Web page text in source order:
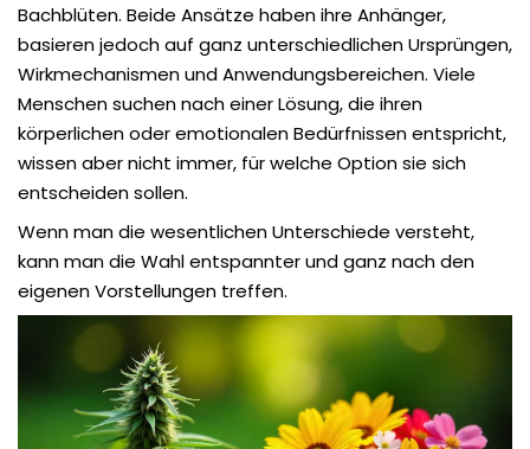
Bachblüten. Beide Ansätze haben ihre Anhänger,
basieren jedoch auf ganz unterschiedlichen Ursprüngen,
Wirkmechanismen und Anwendungsbereichen. Viele
Menschen suchen nach einer Lösung, die ihren
körperlichen oder emotionalen Bedürfnissen entspricht,
wissen aber nicht immer, für welche Option sie sich
entscheiden sollen.
Wenn man die wesentlichen Unterschiede versteht,
kann man die Wahl entspannter und ganz nach den
eigenen Vorstellungen treffen.